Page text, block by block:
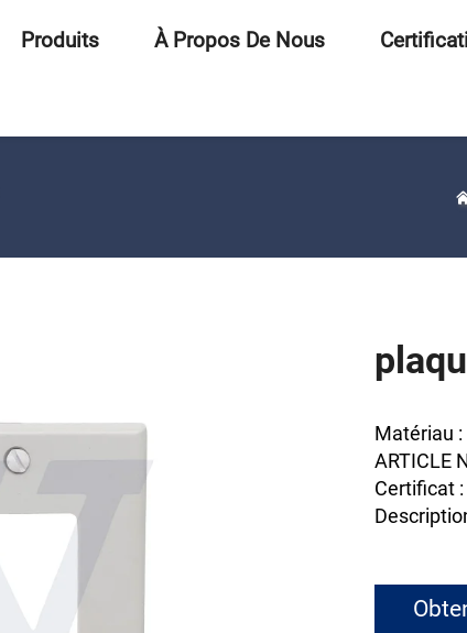
Produits À Propos De Nous
Matériau
ARTICLE
Certificat